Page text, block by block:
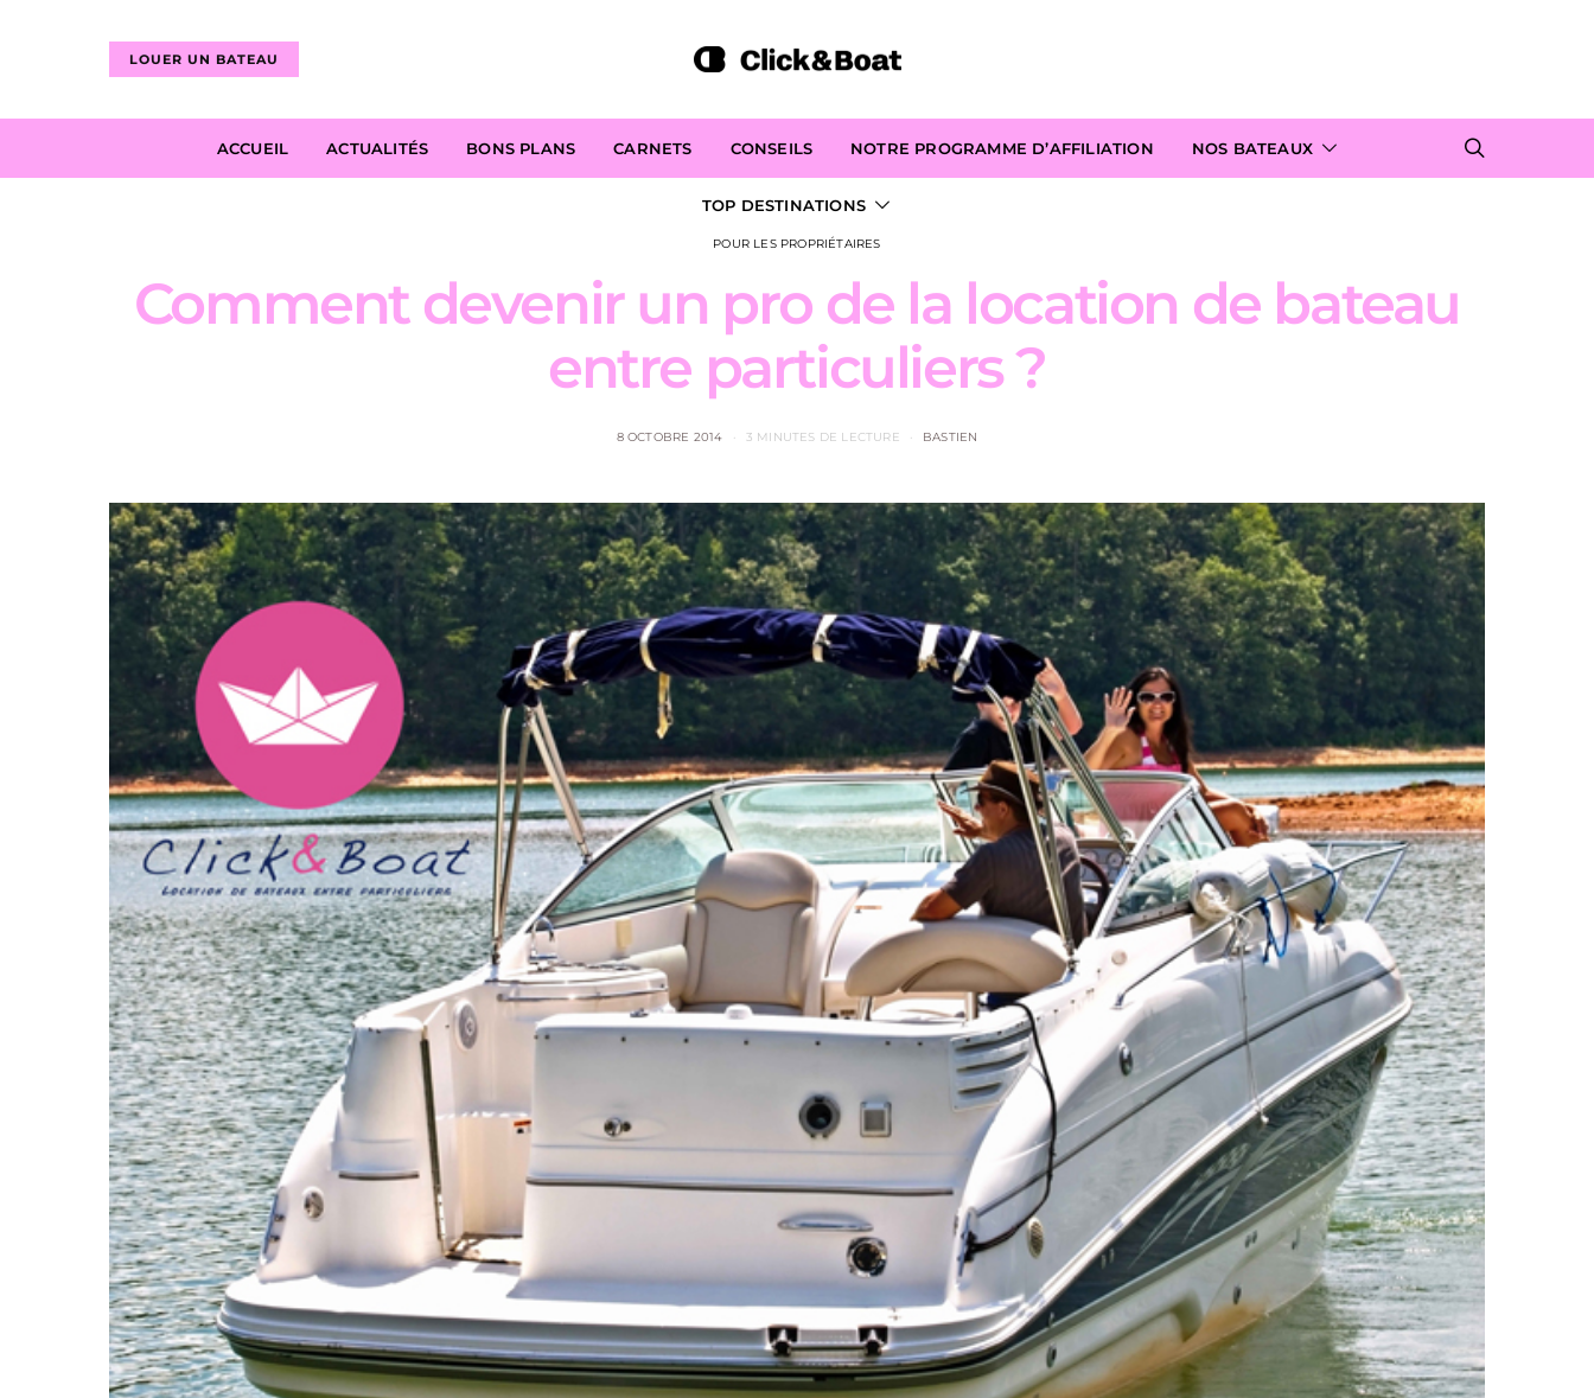
LOUER UN BATEAU
ACCUEIL ACTUALITÉS BONS PLANS CARNETS CONSEILS NOTRE PROGRAMME D’AFFILIATION NOS BATEAUX
TOP DESTINATIONS
POUR LES PROPRIÉTAIRES
Comment devenir un pro de la location de bateau
entre particuliers ?
8 OCTOBRE 2014 3 MINUTES DE LECTURE BASTIEN